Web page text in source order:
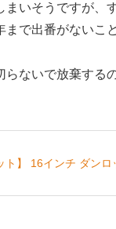
まいそうですが、
まで出番がないこ
らないで放棄する
ト】 16インチ ダン